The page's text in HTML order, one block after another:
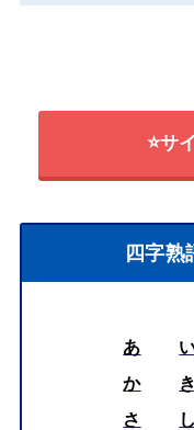
⭐サ
四字熟
あ
か
き
さ
し